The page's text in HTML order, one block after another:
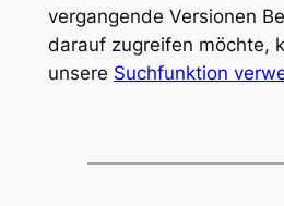
vergangende Versionen
darauf zugreifen möchte,
unsere Suchfunktion